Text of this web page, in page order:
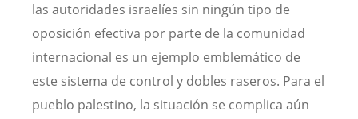
las autoridades israelíes sin ningún tipo de
oposición efectiva por parte de la comunidad
internacional es un ejemplo emblemático de
este sistema de control y dobles raseros. Para el
pueblo palestino, la situación se complica aún